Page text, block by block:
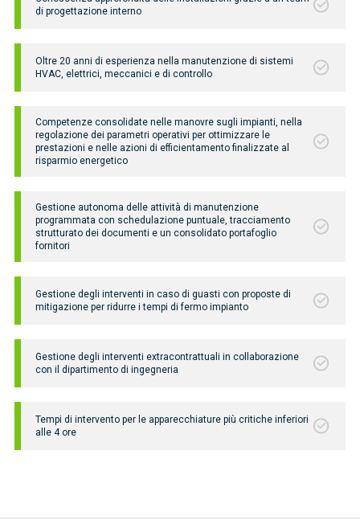
di progettazione interno
Oltre 20 anni di esperienza nella manutenzione di sistemi
HVAC, elettrici, meccanici e di controllo
Competenze consolidate nelle manovre sugli impianti, nella
regolazione dei parametri operativi per ottimizzare le
prestazioni e nelle azioni di efficientamento finalizzate al
risparmio energetico
Gestione autonoma delle attività di manutenzione
programmata con schedulazione puntuale, tracciamento
strutturato dei documenti e un consolidato portafoglio
fornitori
Gestione degli interventi in caso di guasti con proposte di
mitigazione per ridurre i tempi di fermo impianto
Gestione degli interventi extracontrattuali in collaborazione
con il dipartimento di ingegneria
Tempi di intervento per le apparecchiature più critiche inferiori
alle 4 ore